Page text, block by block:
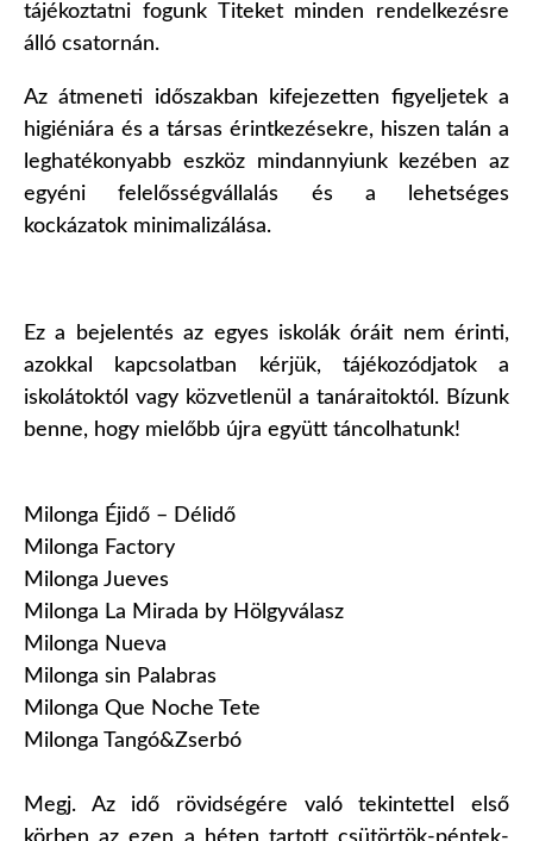
tájékoztatni fogunk Titeket minden rendelkezésre
álló csatornán.
Az átmeneti időszakban kifejezetten figyeljetek a
higiéniára és a társas érintkezésekre, hiszen talán a
leghatékonyabb eszköz mindannyiunk kezében az
egyéni felelősségvállalás és a lehetséges
kockázatok minimalizálása.
Ez a bejelentés az egyes iskolák óráit nem érinti,
azokkal kapcsolatban kérjük, tájékozódjatok a
iskolátoktól vagy közvetlenül a tanáraitoktól. Bízunk
benne, hogy mielőbb újra együtt táncolhatunk!
Milonga Éjidő – Délidő
Milonga Factory
Milonga Jueves
Milonga La Mirada by Hölgyválasz
Milonga Nueva
Milonga sin Palabras
Milonga Que Noche Tete
Milonga Tangó&Zserbó
Megj. Az idő rövidségére való tekintettel első